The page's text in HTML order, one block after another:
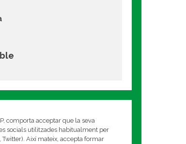
comporta acceptar que la seva
socials utilitzades habitualment per
Twitter). Així mateix, accepta formar